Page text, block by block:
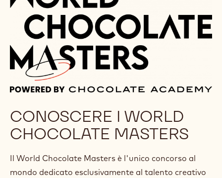
CONOSCERE I WORLD
CHOCOLATE MASTERS
Il World Chocolate Masters è l'unico concorso al
mondo dedicato esclusivamente al talento creativo